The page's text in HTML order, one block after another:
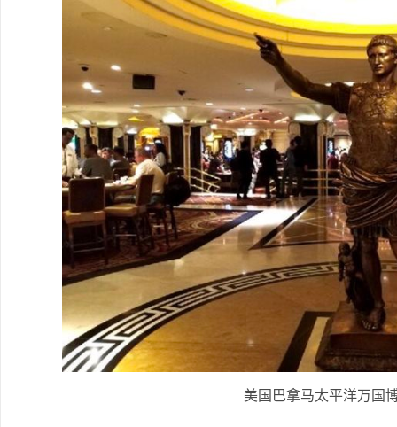
美国巴拿马太平洋万国